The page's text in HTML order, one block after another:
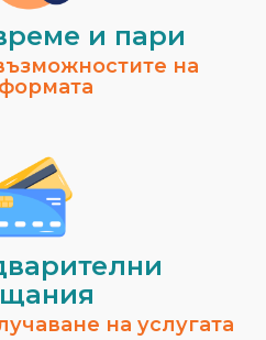
и пари
на
на услугата